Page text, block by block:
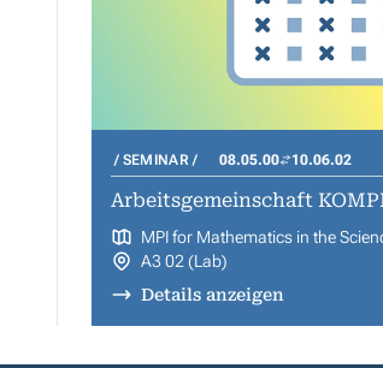
SEMINAR 08.05.00 10.06.02
Arbeitsgemeinschaft
MPI for Mathematics in the
A3 02 (Lab)
Details anzeigen